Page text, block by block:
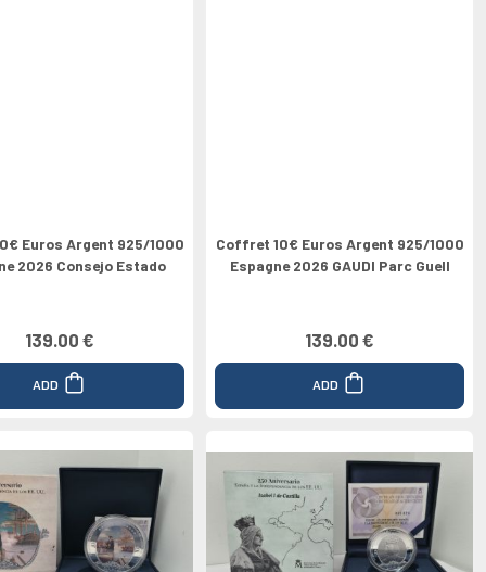
Euros Argent 925/1000
2026 Consejo Estado
139.00 €
ADD
Coffret 10€ Euros Argent 925/1000
Espagne 2026 GAUDI Parc Guell
139.00 €
ADD